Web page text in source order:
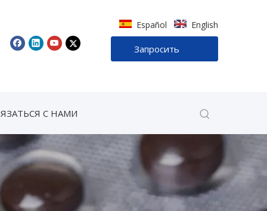
Español English
Запросить
С НАМИ